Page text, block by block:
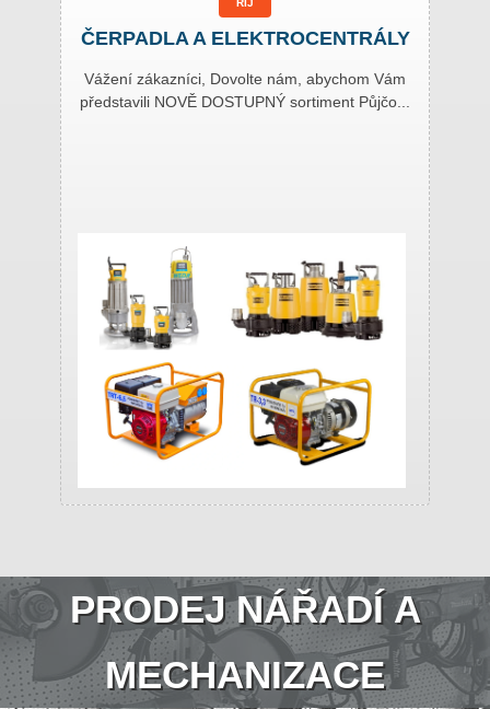
ČERPADLA A ELEKTROCENTRÁLY
Vážení zákazníci, Dovolte nám, abychom Vám
představili NOVĚ DOSTUPNÝ sortiment Půjčo...
PRODEJ NÁŘADÍ A
MECHANIZACE